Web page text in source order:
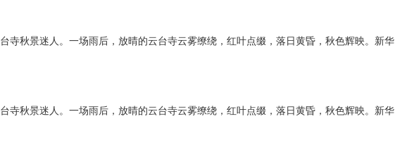
寺秋景迷人。一场雨后，放晴的云台寺云雾缭绕，红叶点缀，落日黄昏，秋色辉映。新华
寺秋景迷人。一场雨后，放晴的云台寺云雾缭绕，红叶点缀，落日黄昏，秋色辉映。新华